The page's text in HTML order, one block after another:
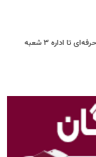
روایت جذاب گزینه نیمکت استقلال از ترک فوتبال؛ از سرمربیگری حرفه‌ای تا اداره ۳ شعبه